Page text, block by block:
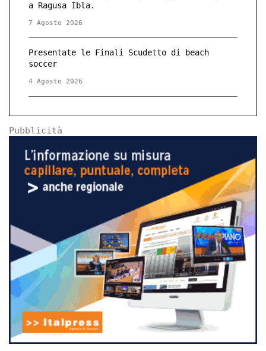
a Ragusa Ibla.
7 Agosto 2026
Presentate le Finali Scudetto di beach
soccer
4 Agosto 2026
Pubblicità